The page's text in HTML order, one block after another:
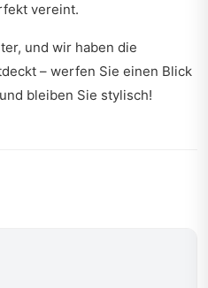
vereint.
und wir haben die
– werfen Sie einen Blick
und bleiben Sie stylisch!